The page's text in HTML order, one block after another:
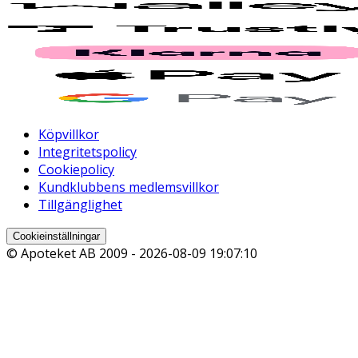
Köpvillkor
Integritetspolicy
Cookiepolicy
Kundklubbens medlemsvillkor
Tillgänglighet
Cookieinställningar
© Apoteket AB 2009 - 2026-08-09 19:07:10